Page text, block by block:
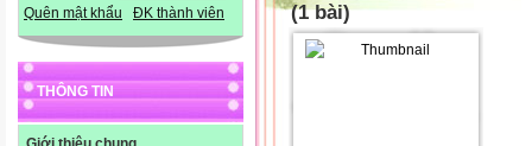
Quên mật khẩu ĐK thành viên
THÔNG TIN
(1 bài)